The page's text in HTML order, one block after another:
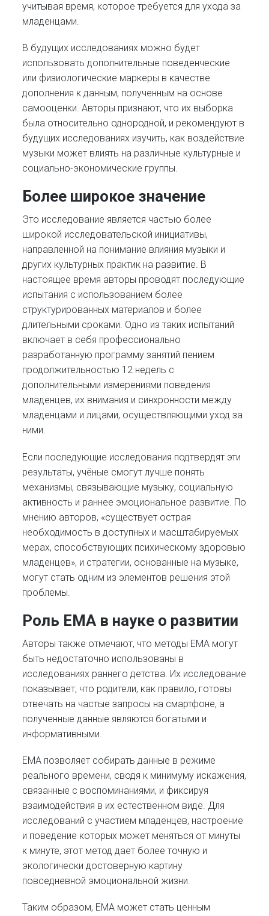
учитывая время, которое требуется для ухода за
младенцами.
В будущих исследованиях можно будет
использовать дополнительные поведенческие
или физиологические маркеры в качестве
дополнения к данным, полученным на основе
самооценки. Авторы признают, что их выборка
была относительно однородной, и рекомендуют в
будущих исследованиях изучить, как воздействие
музыки может влиять на различные культурные и
социально-экономические группы.
Более широкое значение
Это исследование является частью более
широкой исследовательской инициативы,
направленной на понимание влияния музыки и
других культурных практик на развитие. В
настоящее время авторы проводят последующие
испытания с использованием более
структурированных материалов и более
длительными сроками. Одно из таких испытаний
включает в себя профессионально
разработанную программу занятий пением
продолжительностью 12 недель с
дополнительными измерениями поведения
младенцев, их внимания и синхронности между
младенцами и лицами, осуществляющими уход за
ними.
Если последующие исследования подтвердят эти
результаты, учёные смогут лучше понять
механизмы, связывающие музыку, социальную
активность и раннее эмоциональное развитие. По
мнению авторов, «существует острая
необходимость в доступных и масштабируемых
мерах, способствующих психическому здоровью
младенцев», и стратегии, основанные на музыке,
могут стать одним из элементов решения этой
проблемы.
Роль EMA в науке о развитии
Авторы также отмечают, что методы EMA могут
быть недостаточно использованы в
исследованиях раннего детства. Их исследование
показывает, что родители, как правило, готовы
отвечать на частые запросы на смартфоне, а
полученные данные являются богатыми и
информативными.
EMA позволяет собирать данные в режиме
реального времени, сводя к минимуму искажения,
связанные с воспоминаниями, и фиксируя
взаимодействия в их естественном виде. Для
исследований с участием младенцев, настроение
и поведение которых может меняться от минуты
к минуте, этот метод дает более точную и
экологически достоверную картину
повседневной эмоциональной жизни.
Таким образом, EMA может стать ценным